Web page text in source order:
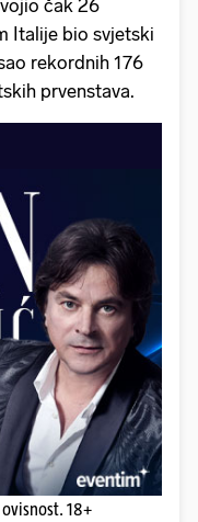
čak 26
Italije bio svjetski
rekordnih 176
prvenstava.
18+